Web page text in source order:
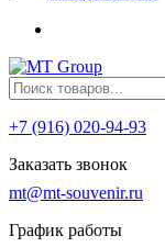
+7 (916) 020-94-93
Заказать звонок
mt@mt-souvenir.ru
График работы